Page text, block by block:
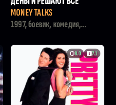
MONEY TALKS
1997, боевик, комедия,
8.0 7.1